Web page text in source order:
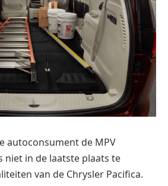
autoconsument de MPV
niet in de laatste plaats te
van de Chrysler Pacifica.